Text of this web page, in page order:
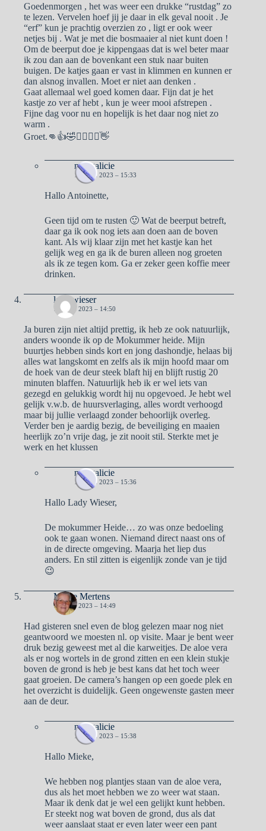
Goedenmorgen , het was weer een drukke “rustdag” zo
te lezen. Vervelen hoef jij je daar in elk geval nooit . Je
“erf” kun je prachtig overzien zo , ligt er ook weer
netjes bij . Wat je met die bosmaaier al niet kunt doen !
Om de beerput doe je kippengaas dat is wel beter maar
ik zou dan aan de bovenkant een stuk naar buiten
buigen. De katjes gaan er vast in klimmen en kunnen er
dan alsnog invallen. Moet er niet aan denken .
Gaat allemaal wel goed komen daar. Fijn dat je het
kastje zo ver af hebt , kun je weer mooi afstrepen .
Fijne dag voor nu en hopelijk is het daar nog niet zo
warm .
Groet.👊👍🤣🙋‍♂️🙋‍♀️👋
naargalicie
18 JUNI 2023 – 15:33
Hallo Antoinette,
Geen tijd om te rusten 🙂 Wat de beerput betreft,
daar ga ik ook nog iets aan doen aan de boven
kant. Als wij klaar zijn met het kastje kan het
gelijk weg en ga ik de buren alleen nog groeten
als ik ze tegen kom. Ga er zeker geen koffie meer
drinken.
lady wieser
16 JUNI 2023 – 14:50
Ja buren zijn niet altijd prettig, ik heb ze ook natuurlijk,
anders woonde ik op de Mokummer heide. Mijn
buurtjes hebben sinds kort en jong dashondje, helaas bij
alles wat langskomt en zelfs als ik mijn hoofd maar om
de hoek van de deur steek blaft hij en blijft rustig 20
minuten blaffen. Natuurlijk heb ik er wel iets van
gezegd en gelukkig wordt hij nu opgevoed. Je hebt wel
gelijk v.w.b. de huursverlaging, alles wordt verhoogd
maar bij jullie verlaagd zonder behoorlijk overleg.
Verder ben je aardig bezig, de beveiliging en maaien
heerlijk zo’n vrije dag, je zit nooit stil. Sterkte met je
werk en het klussen
naargalicie
18 JUNI 2023 – 15:36
Hallo Lady Wieser,
De mokummer Heide… zo was onze bedoeling
ook te gaan wonen. Niemand direct naast ons of
in de directe omgeving. Maarja het liep dus
anders. En stil zitten is eigenlijk zonde van je tijd
😉
Mieke Mertens
17 JUNI 2023 – 14:49
Had gisteren snel even de blog gelezen maar nog niet
geantwoord we moesten nl. op visite. Maar je bent weer
druk bezig geweest met al die karweitjes. De aloe vera
als er nog wortels in de grond zitten en een klein stukje
boven de grond is heb je best kans dat het toch weer
gaat groeien. De camera’s hangen op een goede plek en
het overzicht is duidelijk. Geen ongewenste gasten meer
aan de deur.
naargalicie
18 JUNI 2023 – 15:38
Hallo Mieke,
We hebben nog plantjes staan van de aloe vera,
dus als het moet hebben we zo weer wat staan.
Maar ik denk dat je wel een gelijkt kunt hebben.
Er steekt nog wat boven de grond, dus als dat
weer aanslaat staat er even later weer een pant